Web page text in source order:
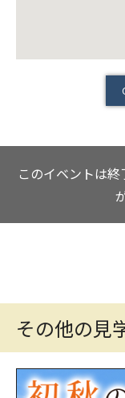
このイベントは終
その他の見